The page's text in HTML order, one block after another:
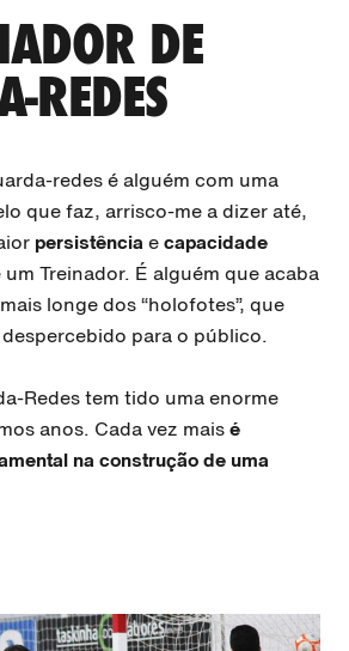
DE
REDES
redes é alguém com uma
que faz, arrisco-me a dizer até,
persistênciaecapacidade
Treinador. É alguém que acaba
longe dos “holofotes”, que
para o público.
Redes tem tido uma enorme
anos. Cada vez maisé
na construção de uma